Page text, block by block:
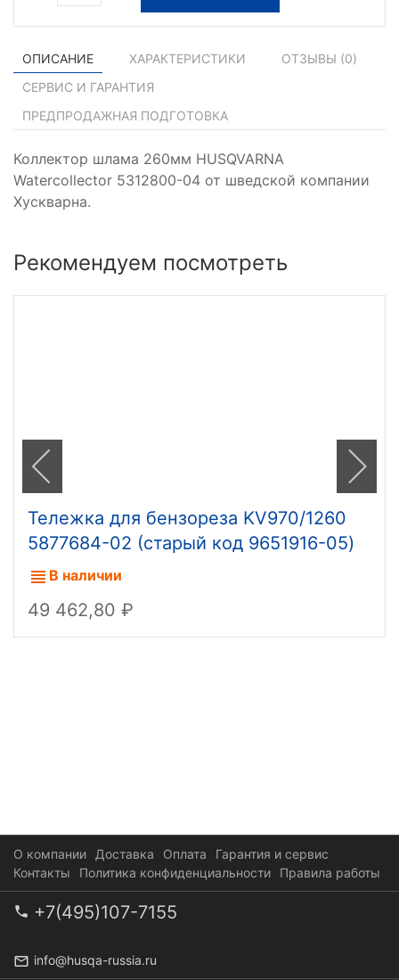
ОПИСАНИЕ ХАРАКТЕРИСТИКИ ОТЗЫВЫ (0)
СЕРВИС И ГАРАНТИЯ
ПРЕДПРОДАЖНАЯ ПОДГОТОВКА
Коллектор шлама 260мм HUSQVARNA
Watercollector 5312800-04 от шведской компании
Хускварна.
Рекомендуем посмотреть
Тележка для бензореза KV970/1260
5877684-02 (старый код 9651916-05)
В наличии
49 462,80
О компании Доставка Оплата
Гарантия и сервис
Контакты
Политика конфиденциальности Правила работы
+7(495)107-7155
info@husqa-russia.ru